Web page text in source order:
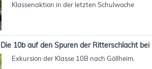
Klassenaktion in der letzten Schulwoche
Die 10b auf den Spuren der Ritterschlacht bei
Exkursion der Klasse 10B nach Göllheim.